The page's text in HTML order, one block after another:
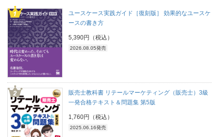
ユースケース実践ガイド［復刻版］ 効果的なユースケ
ースの書き方
5,390円（税込）
2026.08.05発売
販売士教科書 リテールマーケティング（販売士）3級
一発合格テキスト＆問題集 第5版
1,760円（税込）
2025.06.16発売